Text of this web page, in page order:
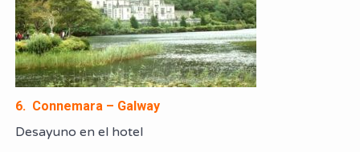
6. Connemara – Galway
Desayuno en el hotel